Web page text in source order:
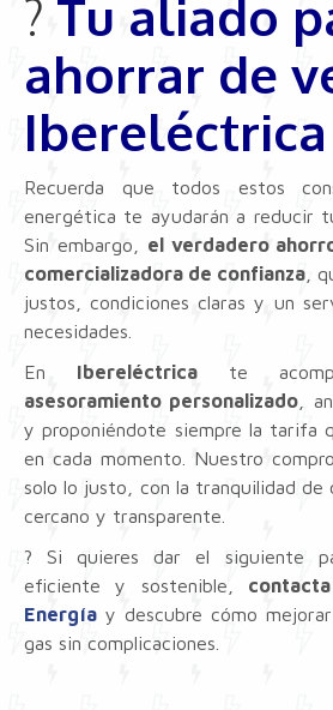
? Tu aliado
ahorrar de
Ibereléctrica
Recuerda que todos estos
energética te ayudarán a reducir
Sin embargo, el verdadero
comercializadora de confianza ,
justos, condiciones claras y un
necesidades.
En Ibereléctrica te
asesoramiento personalizado ,
y proponiéndote siempre la tarifa
en cada momento. Nuestro
solo lo justo, con la tranquilidad de
cercano y transparente.
? Si quieres dar el siguiente
eficiente y sostenible,
Energía y descubre cómo
gas sin complicaciones.